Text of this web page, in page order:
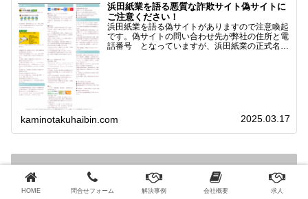
浜田紙業を語る悪質な詐欺サイト偽サイトに
ご注意ください！
浜田紙業を語る偽サイトがありますので注意喚起
です。偽サイトの問い合わせ先が弊社の住所と電
話番号 となっていますが、浜田紙業の正式名称
kaminotakuhaibin.com 2025.03.17
公式通販サイト
HOME 問合せフォーム 解決事例 会社概要 求人